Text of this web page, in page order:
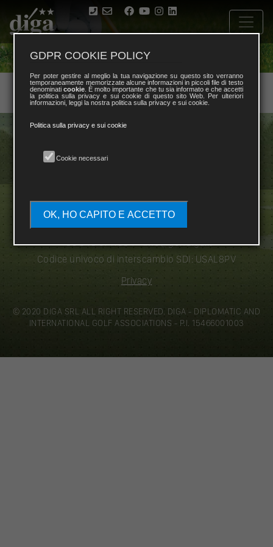
Via Cassia, 831 Scala B Int. 3 00189 Roma
+39 345 0711384-info@golfdiga.it
Codice univoco di interscambio SDI: USAL8PV
Privacy
© 2020 DIGA SRL ALL RIGHT RESERVED. DIGA - DIPLOMATIC AND
INTERNATIONAL GOLF ASSOCIATIONS - P.I. 15466001003
GDPR COOKIE POLICY
Per poter gestire al meglio la tua navigazione su questo sito verranno
temporaneamente memorizzate alcune informazioni in piccoli file di testo
denominaticookie . È molto importante che tu sia informato e che accetti
la politica sulla privacy e sui cookie di questo sito Web. Per ulteriori
informazioni, leggi la nostra politica sulla privacy e sui cookie.
Politica sulla privacy e sui cookie
Cookie necessari
OK, HO CAPITO E ACCETTO